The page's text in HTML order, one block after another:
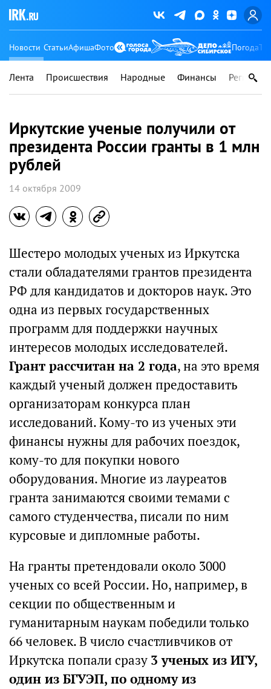
Новости СтатьиАфишаФото Погода
Лента Происшествия Народные Финансы Регионы
Иркутские ученые получили от
президента России гранты в 1 млн
рублей
14 октября 2009
Шестеро молодых ученых из Иркутска
стали обладателями грантов президента
РФ для кандидатов и докторов наук. Это
одна из первых государственных
программ для поддержки научных
интересов молодых исследователей.
Грант рассчитан на 2 года, на это время
каждый ученый должен предоставить
организаторам конкурса план
исследований. Кому-то из ученых эти
финансы нужны для рабочих поездок,
кому-то для покупки нового
оборудования. Многие из лауреатов
гранта занимаются своими темами с
самого студенчества, писали по ним
курсовые и дипломные работы.
На гранты претендовали около 3000
ученых со всей России. Но, например, в
секции по общественным и
гуманитарным наукам победили только
66 человек. В число счастливчиков от
Иркутска попали сразу 3 ученых из ИГУ,
один из БГУЭП, по одному из